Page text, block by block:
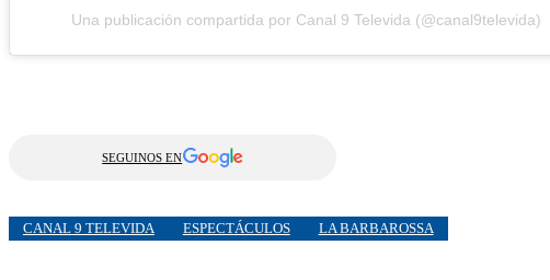
Una publicación compartida por Canal 9 Televida (@canal9televida)
SEGUINOS EN
CANAL 9 TELEVIDA ESPECTÁCULOS LA BARBAROSSA